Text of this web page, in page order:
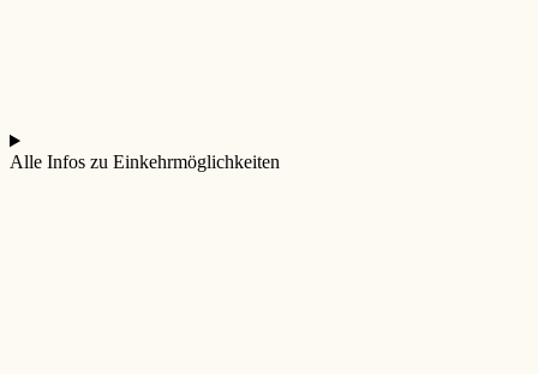
Alle Infos zu Einkehrmöglichkeiten